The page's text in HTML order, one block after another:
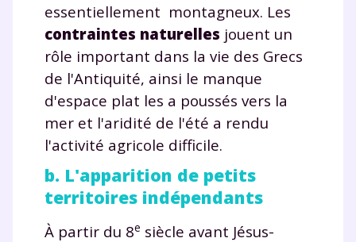
essentiellement montagneux. Les
contraintes naturelles jouent un
rôle important dans la vie des Grecs
de l'Antiquité, ainsi le manque
d'espace plat les a poussés vers la
mer et l'aridité de l'été a rendu
l'activité agricole difficile.
b. L'apparition de petits
territoires indépendants
À partir du 8e siècle avant Jésus-